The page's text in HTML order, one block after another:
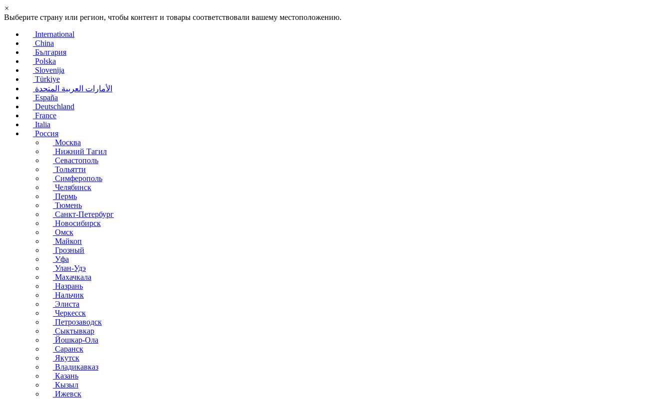
×
Выберите страну или регион, чтобы контент и товары соответствовали вашему местоположению.
International
China
България
Polska
Slovenija
Türkiye
الأمارات العربية المتحدة
España
Deutschland
France
Italia
Россия
Москва
Нижний Тагил
Севастополь
Тольятти
Симферополь
Челябинск
Пермь
Тюмень
Санкт-Петербург
Новосибирск
Омск
Майкоп
Грозный
Уфа
Улан-Удэ
Махачкала
Назрань
Нальчик
Элиста
Черкесск
Петрозаводск
Сыктывкар
Йошкар-Ола
Саранск
Якутск
Владикавказ
Казань
Кызыл
Ижевск